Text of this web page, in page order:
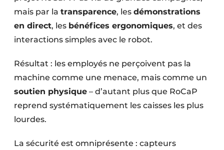
mais par la transparence, les démonstrations
en direct, les bénéfices ergonomiques, et des
interactions simples avec le robot.
Résultat : les employés ne perçoivent pas la
machine comme une menace, mais comme un
soutien physique – d’autant plus que RoCaP
reprend systématiquement les caisses les plus
lourdes.
La sécurité est omniprésente : capteurs